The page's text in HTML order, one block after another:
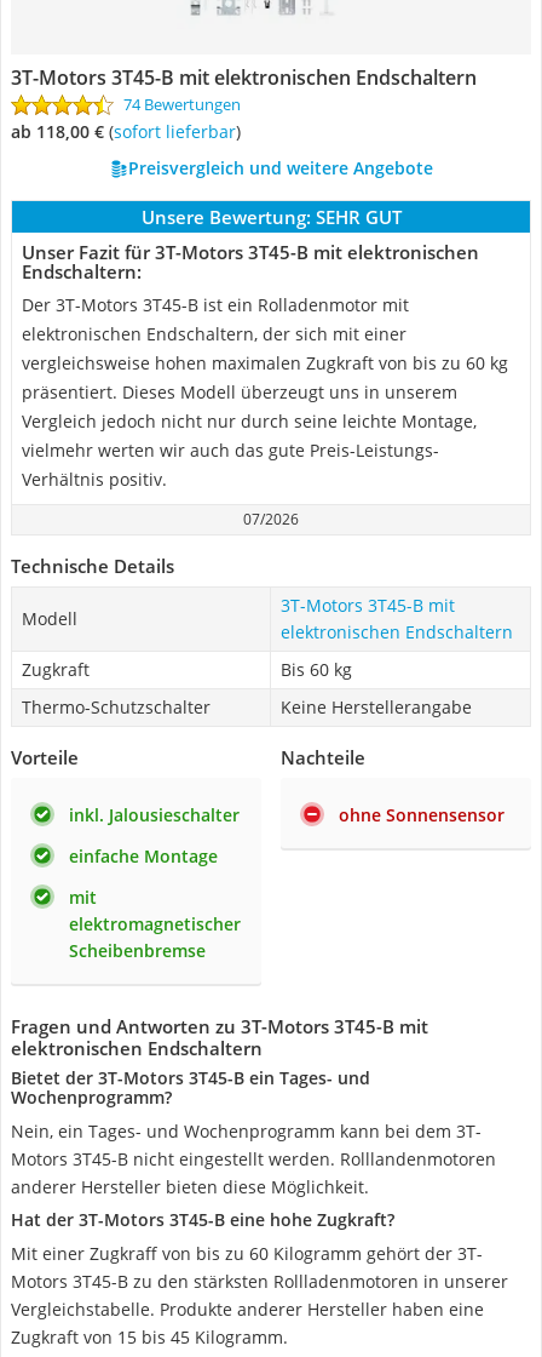
‎3T-Motors 3T45-B mit elektronischen Endschaltern
74 Bewertungen
ab 118,00 € ( Sofort lieferbar)
Preisvergleich und weitere Angebote
Unsere Bewertung: SEHR GUT
Unser Fazit für ‎3T-Motors 3T45-B mit elektronischen
Endschaltern:
Der 3T-Motors 3T45-B ist ein Rolladenmotor mit
elektronischen Endschaltern, der sich mit einer
vergleichsweise hohen maximalen Zugkraft von bis zu 60 kg
präsentiert. Dieses Modell überzeugt uns in unserem
Vergleich jedoch nicht nur durch seine leichte Montage,
vielmehr werten wir auch das gute Preis-Leistungs-
Verhältnis positiv.
07/2026
Technische Details
Modell
‎3T-Motors 3T45-B mit
elektronischen Endschaltern
Zugkraft
Bis 60 kg
Thermo-Schutzschalter
Keine Herstellerangabe
Vorteile
inkl. Jalousieschalter
einfache Montage
mit
elektromagnetischer
Scheibenbremse
Nachteile
ohne Sonnensensor
Fragen und Antworten zu ‎3T-Motors 3T45-B mit
elektronischen Endschaltern
Bietet der 3T-Motors 3T45-B ein Tages- und
Wochenprogramm?
Nein, ein Tages- und Wochenprogramm kann bei dem 3T-
Motors 3T45-B nicht eingestellt werden. Rolllandenmotoren
anderer Hersteller bieten diese Möglichkeit.
Hat der 3T-Motors 3T45-B eine hohe Zugkraft?
Mit einer Zugkraff von bis zu 60 Kilogramm gehört der 3T-
Motors 3T45-B zu den stärksten Rollladenmotoren in unserer
Vergleichstabelle. Produkte anderer Hersteller haben eine
Zugkraft von 15 bis 45 Kilogramm.